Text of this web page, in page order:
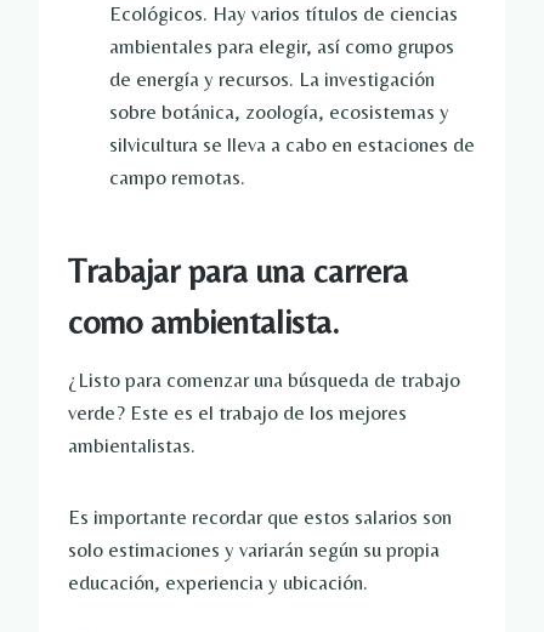
Ecológicos. Hay varios títulos de ciencias
ambientales para elegir, así como grupos
de energía y recursos. La investigación
sobre botánica, zoología, ecosistemas y
silvicultura se lleva a cabo en estaciones de
campo remotas.
Trabajar para una carrera
como ambientalista.
¿Listo para comenzar una búsqueda de trabajo
verde? Este es el trabajo de los mejores
ambientalistas.
Es importante recordar que estos salarios son
solo estimaciones y variarán según su propia
educación, experiencia y ubicación.